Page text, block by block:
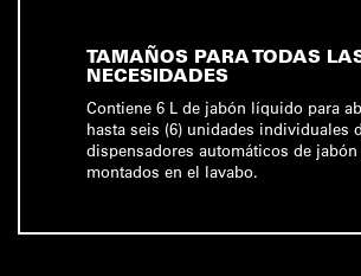
TAMAÑOS PARA TODAS
NECESIDADES
Contiene 6 L de jabón líquido para
hasta seis (6) unidades individuales
dispensadores automáticos de jabón
montados en el lavabo.